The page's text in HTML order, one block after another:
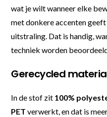
wat je wilt wanneer elke
met donkere accenten
uitstraling. Dat is handig,
techniek worden
Gerecycled
In de stof zit 100%
PET verwerkt, en dat is